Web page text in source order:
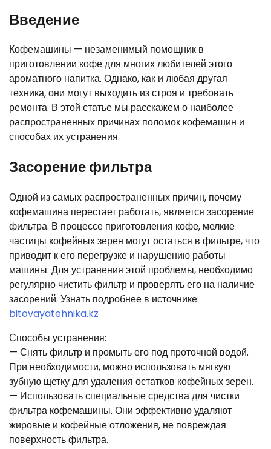
Введение
Кофемашины — незаменимый помощник в
приготовлении кофе для многих любителей этого
ароматного напитка. Однако, как и любая другая
техника, они могут выходить из строя и требовать
ремонта. В этой статье мы расскажем о наиболее
распространенных причинах поломок кофемашин и
способах их устранения.
Засорение фильтра
Одной из самых распространенных причин, почему
кофемашина перестает работать, является засорение
фильтра. В процессе приготовления кофе, мелкие
частицы кофейных зерен могут остаться в фильтре, что
приводит к его перегрузке и нарушению работы
машины. Для устранения этой проблемы, необходимо
регулярно чистить фильтр и проверять его на наличие
засорений. Узнать подробнее в источнике:
bitovayatehnika.kz
Способы устранения:
— Снять фильтр и промыть его под проточной водой.
При необходимости, можно использовать мягкую
зубную щетку для удаления остатков кофейных зерен.
— Использовать специальные средства для чистки
фильтра кофемашины. Они эффективно удаляют
жировые и кофейные отложения, не повреждая
поверхность фильтра.